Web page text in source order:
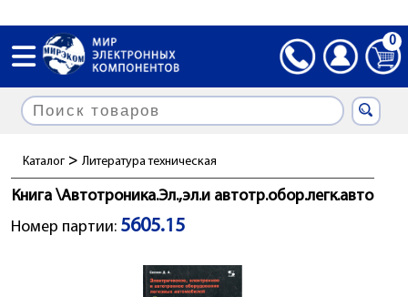
0
Каталог > Литература техническая
Книга \Автотроника.Эл.,эл.и автотр.обор.легк.авто
Номер партии: 5605.15